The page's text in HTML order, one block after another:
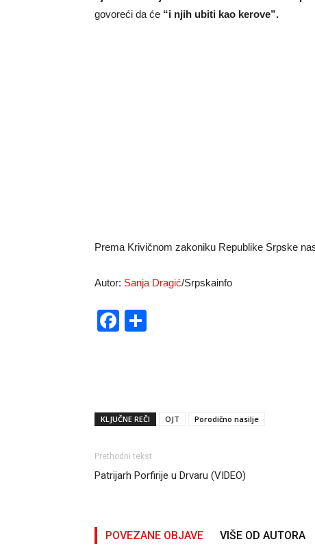
govoreći da će “i njih ubiti kao kerove”.
Prema Krivičnom zakoniku Republike Srpske
Autor: Sanja Dragić/Srpskainfo
Facebook
KLJUČNE REČI OJT Porodično nasilje
Prethodni tekst
Patrijarh Porfirije u Drvaru (VIDEO)
POVEZANE OBJAVE VIŠE OD AUTORA